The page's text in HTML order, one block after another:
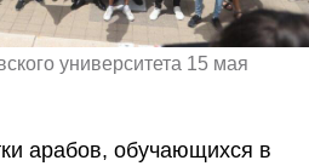
арабов, обучающихся в